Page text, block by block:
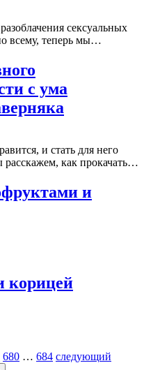
сексуальных
всему, теперь мы…
с ума
и стать для него
как прокачать…
и
корицей
680 … 684 следующий